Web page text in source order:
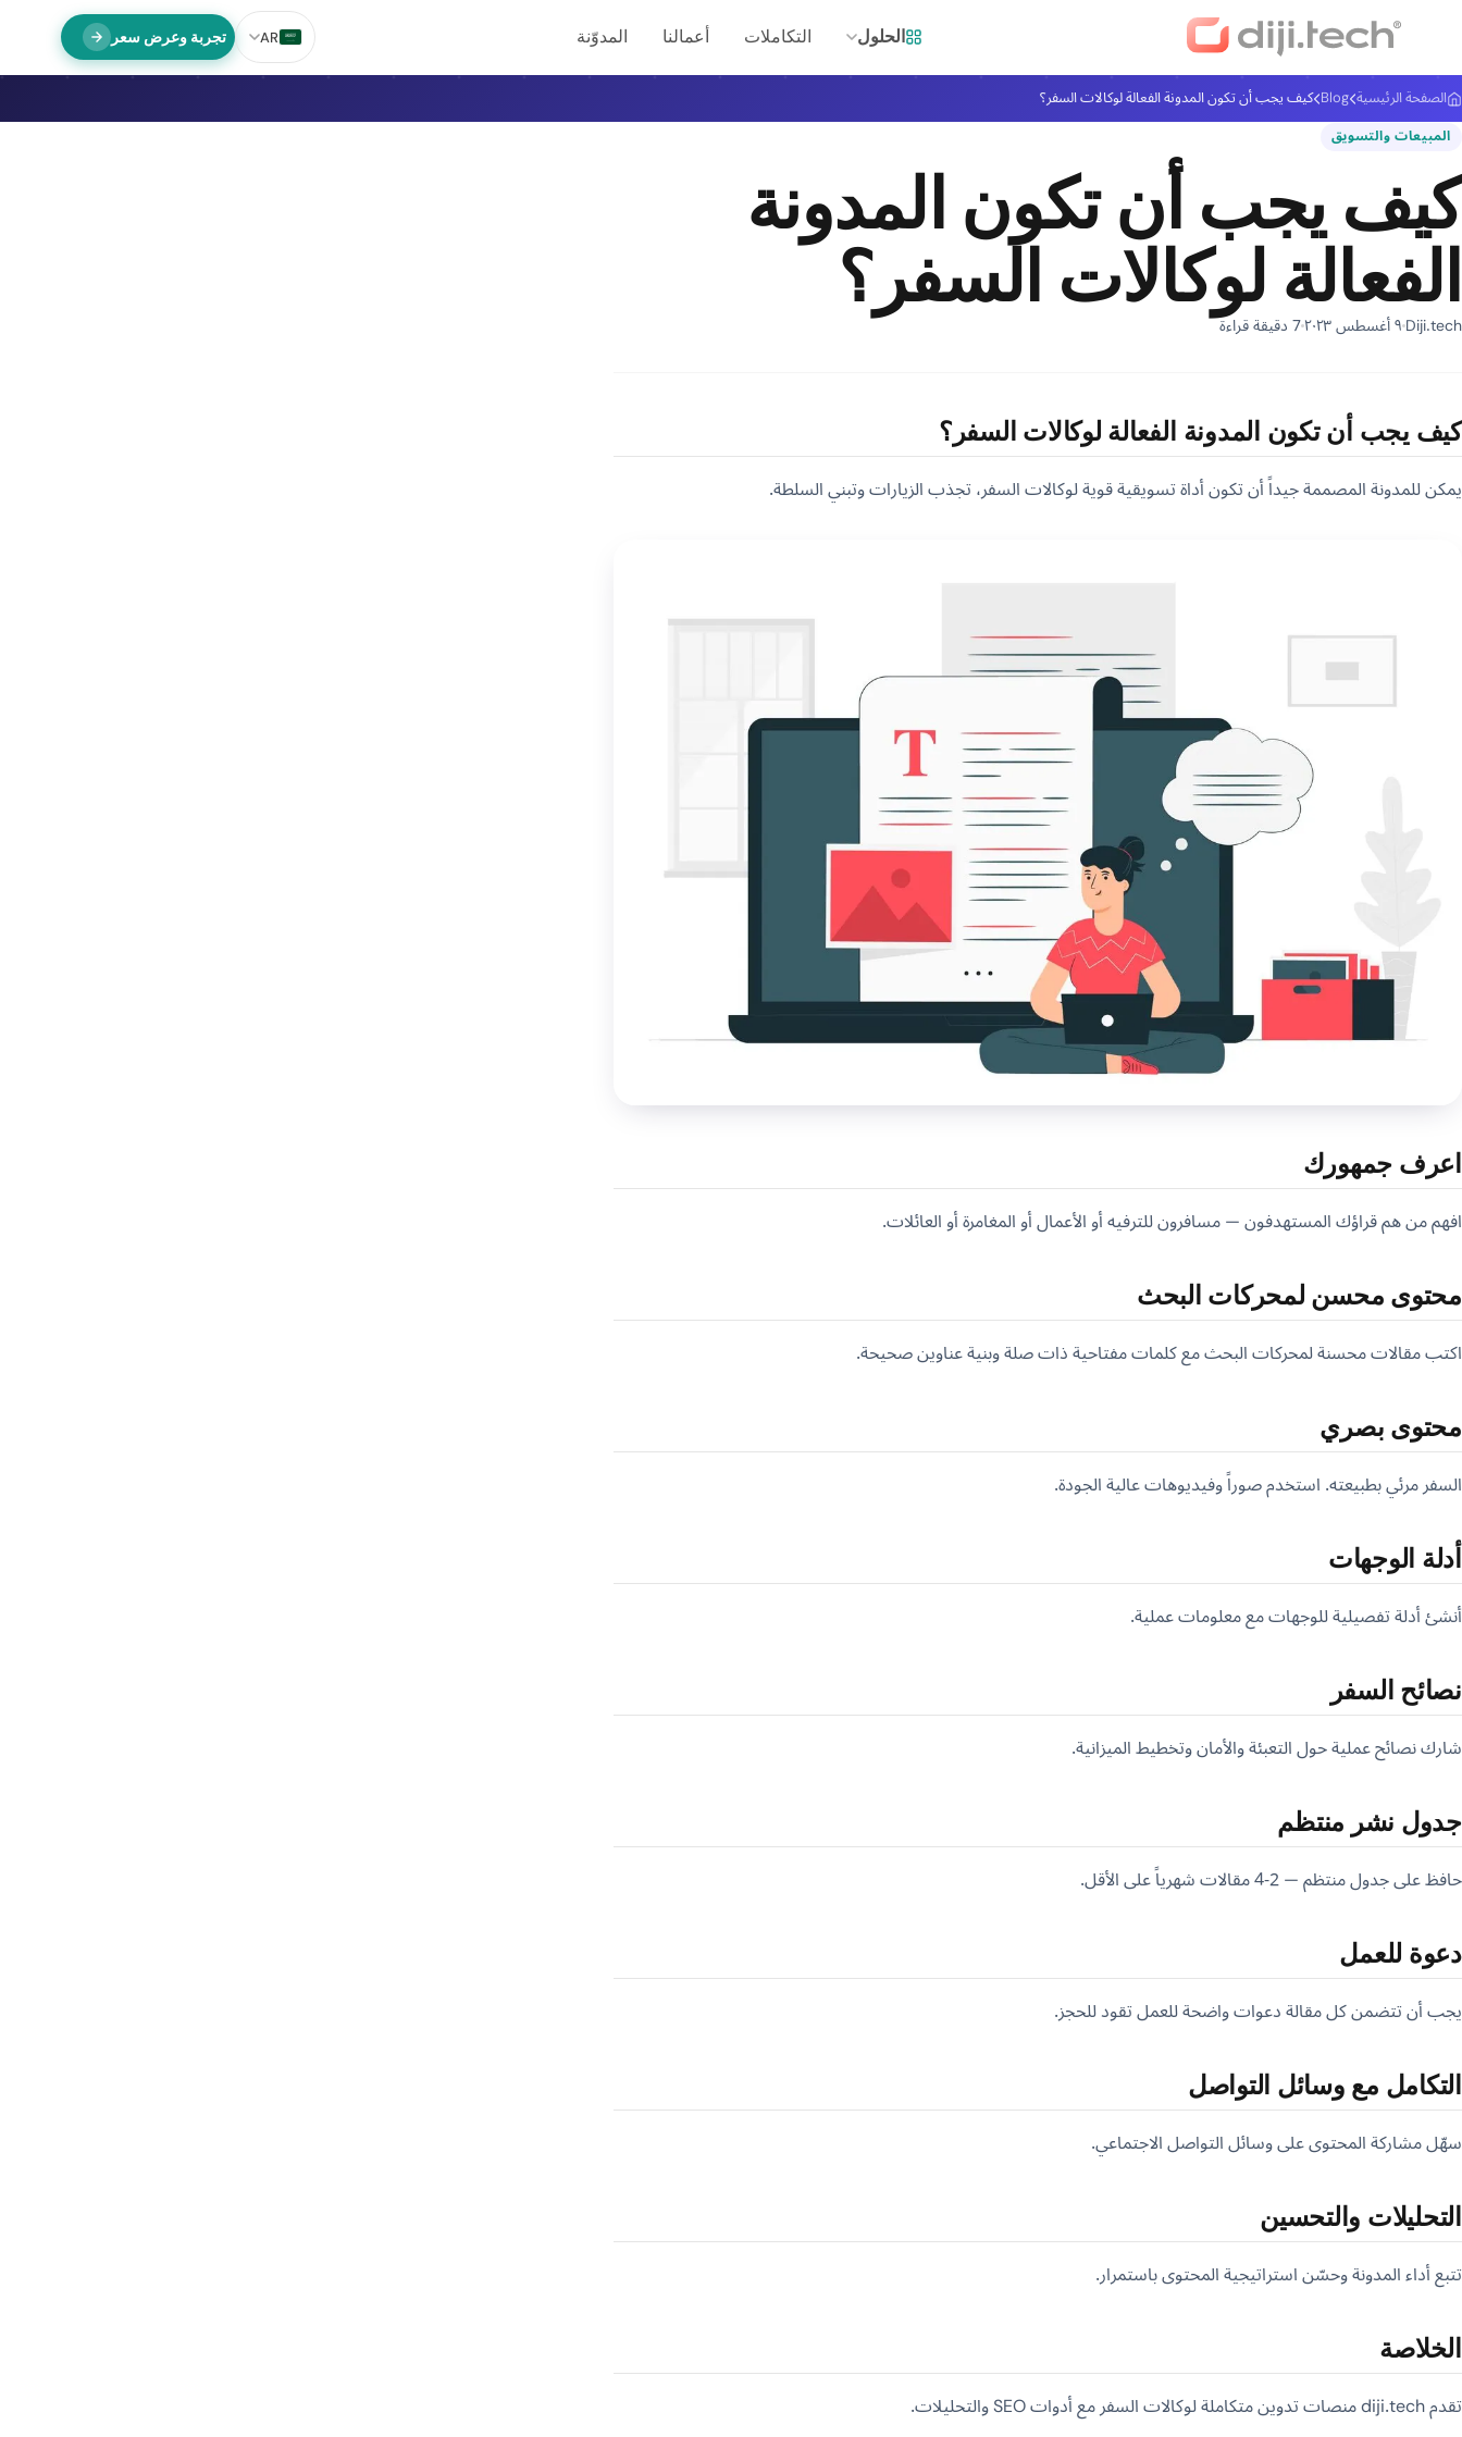
الحلول التكاملات أعمالنا المدوّنة AR تجربة وعرض سعر
الصفحة الرئيسية Blog كيف يجب أن تكون المدونة الفعالة لوكالات السفر؟
المبيعات والتسويق
كيف يجب أن تكون المدونة
الفعالة لوكالات السفر؟
Diji.tech٩ أغسطس ٢٠٢٣ 7 دقيقة قراءة
كيف يجب أن تكون المدونة الفعالة لوكالات السفر؟
يمكن للمدونة المصممة جيداً أن تكون أداة تسويقية قوية لوكالات السفر، تجذب الزيارات وتبني السلطة.
اعرف جمهورك
افهم من هم قراؤك المستهدفون — مسافرون للترفيه أو الأعمال أو المغامرة أو العائلات.
محتوى محسن لمحركات البحث
اكتب مقالات محسنة لمحركات البحث مع كلمات مفتاحية ذات صلة وبنية عناوين صحيحة.
محتوى بصري
السفر مرئي بطبيعته. استخدم صوراً وفيديوهات عالية الجودة.
أدلة الوجهات
أنشئ أدلة تفصيلية للوجهات مع معلومات عملية.
نصائح السفر
شارك نصائح عملية حول التعبئة والأمان وتخطيط الميزانية.
جدول نشر منتظم
حافظ على جدول منتظم — 2-4 مقالات شهرياً على الأقل.
دعوة للعمل
يجب أن تتضمن كل مقالة دعوات واضحة للعمل تقود للحجز.
التكامل مع وسائل التواصل
سهّل مشاركة المحتوى على وسائل التواصل الاجتماعي.
التحليلات والتحسين
تتبع أداء المدونة وحسّن استراتيجية المحتوى باستمرار.
الخلاصة
تقدم diji.tech منصات تدوين متكاملة لوكالات السفر مع أدوات SEO والتحليلات.